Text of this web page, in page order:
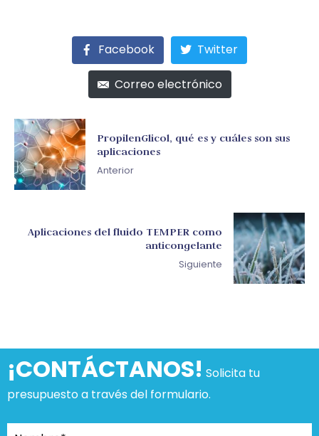
Facebook Twitter
Correo electrónico
PropilenGlicol, qué es y cuáles son sus
aplicaciones
Anterior
Aplicaciones del fluido TEMPER como
anticongelante
Siguiente
¡CONTÁCTANOS! Solicita tu
presupuesto a través del formulario.